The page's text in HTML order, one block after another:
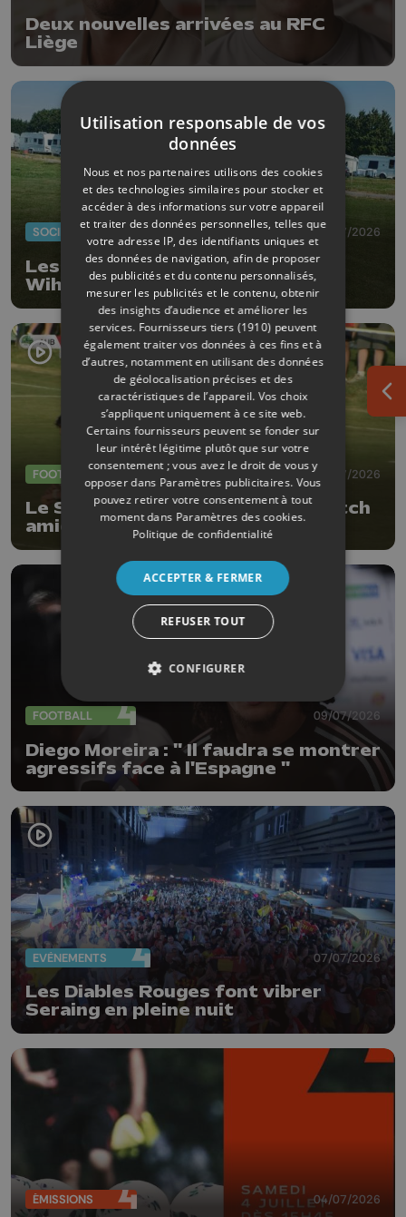
Deux nouvelles arrivées au RFC
Liège
SOCIÉTÉ 20/07/2026
Les gens du voyage ont quitté
Wihogne
FOOTBALL 09/07/2026
Le Standard s'impose 0-4 en match
amical à Aubel
FOOTBALL 09/07/2026
Diego Moreira : " Il faudra se montrer
agressifs face à l'Espagne "
EVÈNEMENTS 07/07/2026
Les Diables Rouges font vibrer
Seraing en pleine nuit
ÉMISSIONS 04/07/2026
Utilisation responsable de vos
données
Nous et nos partenaires utilisons des cookies
et des technologies similaires pour stocker et
accéder à des informations sur votre appareil
et traiter des données personnelles, telles que
votre adresse IP, des identifiants uniques et
des données de navigation, afin de proposer
des publicités et du contenu personnalisés,
mesurer les publicités et le contenu, obtenir
des insights d’audience et améliorer les
services. Fournisseurs tiers (1910) peuvent
également traiter vos données à ces fins et à
d’autres, notamment en utilisant des données
de géolocalisation précises et des
caractéristiques de l’appareil. Vos choix
s’appliquent uniquement à ce site web.
Certains fournisseurs peuvent se fonder sur
leur intérêt légitime plutôt que sur votre
consentement ; vous avez le droit de vous y
opposer dans Paramètres publicitaires. Vous
pouvez retirer votre consentement à tout
moment dans Paramètres des cookies.
Politique de confidentialité
ACCEPTER & FERMER
REFUSER TOUT
CONFIGURER